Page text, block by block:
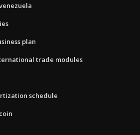
plan
trade modules
schedule